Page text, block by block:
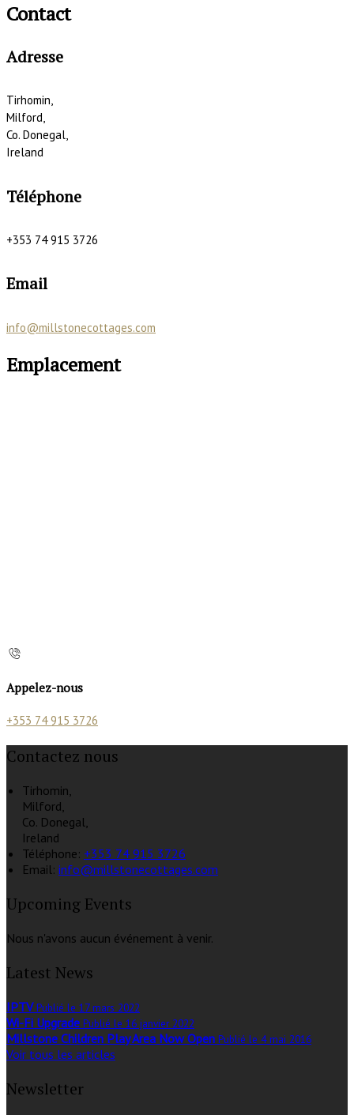
Contact
Adresse
Tirhomin,
Milford,
Co. Donegal,
Ireland
Téléphone
+353 74 915 3726
Email
info@millstonecottages.com
Emplacement
Appelez-nous
+353 74 915 3726
Contactez nous
Tirhomin,
Milford,
Co. Donegal,
Ireland
Téléphone: +353 74 915 3726
Email: info@millstonecottages.com
Upcoming Events
Nous n'avons aucun événement à venir.
Latest News
IPTV Publié le 17 mars 2022
Wi-Fi Upgrade Publié le 16 janvier 2022
Millstone Children Play Area Now Open Publié le 4 mai 2016
Voir tous les articles
Newsletter